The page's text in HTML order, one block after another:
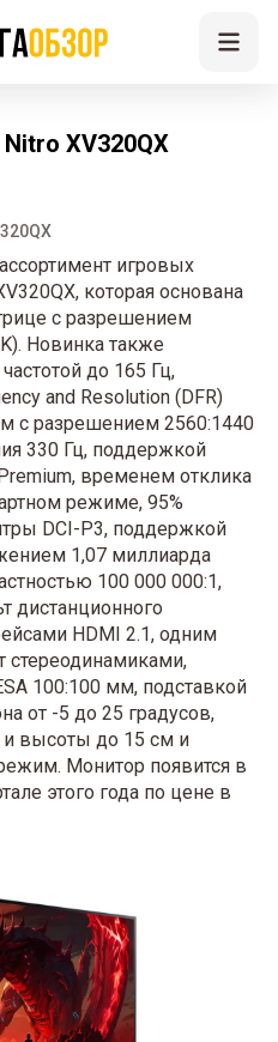
XV320QX
игровых
которая основана
с разрешением
Новинка также
до 165 Гц,
and Resolution (DFR)
с разрешением 2560:1440
330 Гц, поддержкой
временем отклика
режиме, 95%
DCI-P3, поддержкой
1,07 миллиарда
100 000 000:1,
дистанционного
HDMI 2.1, одним
стереодинамиками,
100:100 мм, подставкой
от -5 до 25 градусов,
и высоты до 15 см и
Монитор появится в
этого года по цене в